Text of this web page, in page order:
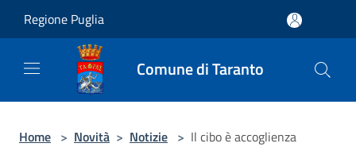
Regione Puglia
Comune di Taranto
Home > Novità > Notizie > Il cibo è accoglienza